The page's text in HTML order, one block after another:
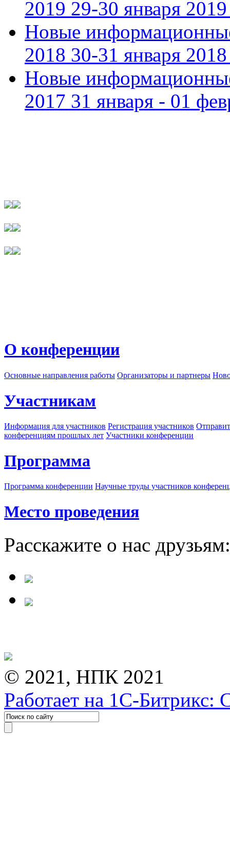
2019 29-30 января 2019
Новые
2018 30-31 января 2018
Новые
2017 31 января - 01
О конференции
Основные направления работы Организаторы и партнеры
Участникам
Информация для участников Регистрация участников
конференциям прошлых лет Участники конференции
Программа
Программа конференции Научные труды участников
Место проведения
Расскажите о нас друзьям:
© 2021, НПК 2021
Работает на 1С-Битрикс: